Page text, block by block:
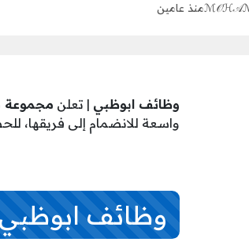
منذ عامين
وظائف ابوظبي | تعلن مجموعة
واسعة للانضمام إلى فريقها،
وظائف